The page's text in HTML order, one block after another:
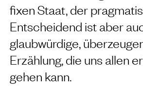
fixen Staat, der
Entscheidend ist aber
glaubwürdige,
Erzählung, die uns allen
gehen kann.